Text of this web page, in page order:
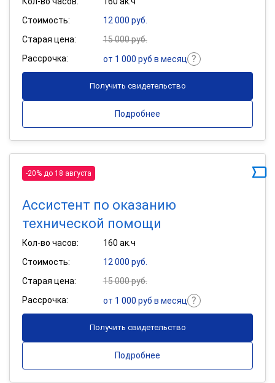
Стоимость:
12 000 руб.
Старая цена:
15 000 руб.
Рассрочка:
от 1 000 руб в месяц
Получить свидетельство
Подробнее
-20% до 18 августа
Ассистент по оказанию
технической помощи
Кол-во часов:
160 ак.ч
Стоимость:
12 000 руб.
Старая цена:
15 000 руб.
Рассрочка:
от 1 000 руб в месяц
Получить свидетельство
Подробнее